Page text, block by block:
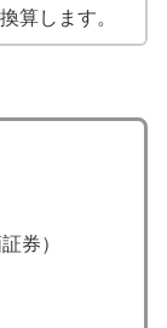
算します。
券）